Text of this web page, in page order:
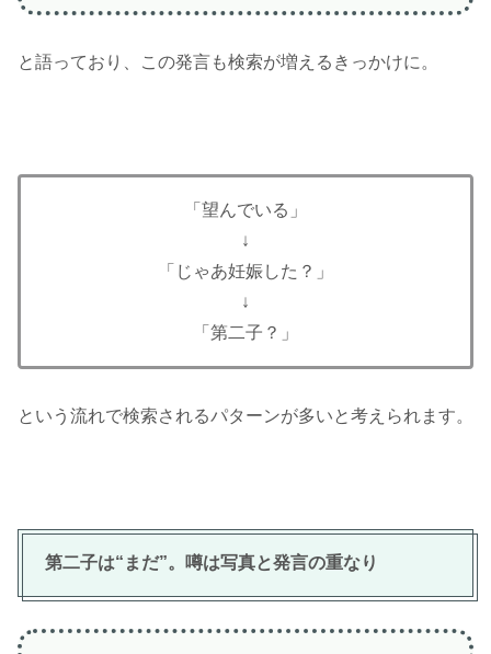
と語っており、この発言も検索が増えるきっかけに。
「望んでいる」
↓
「じゃあ妊娠した？」
↓
「第二子？」
という流れで検索されるパターンが多いと考えられます。
第二子は“まだ”。噂は写真と発言の重なり